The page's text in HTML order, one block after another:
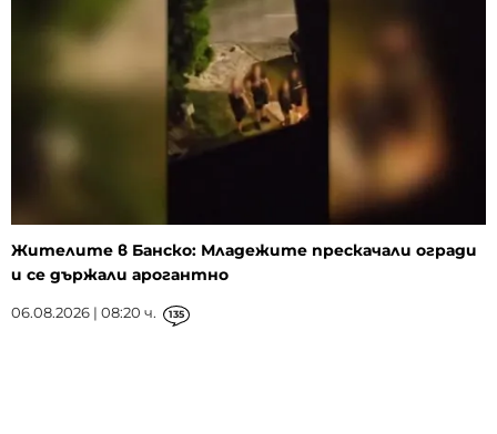
Жителите в Банско: Младежите прескачали огради
и се държали арогантно
06.08.2026 | 08:20 ч. 135